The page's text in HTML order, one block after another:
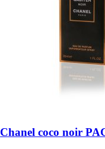
Chanel coco noir